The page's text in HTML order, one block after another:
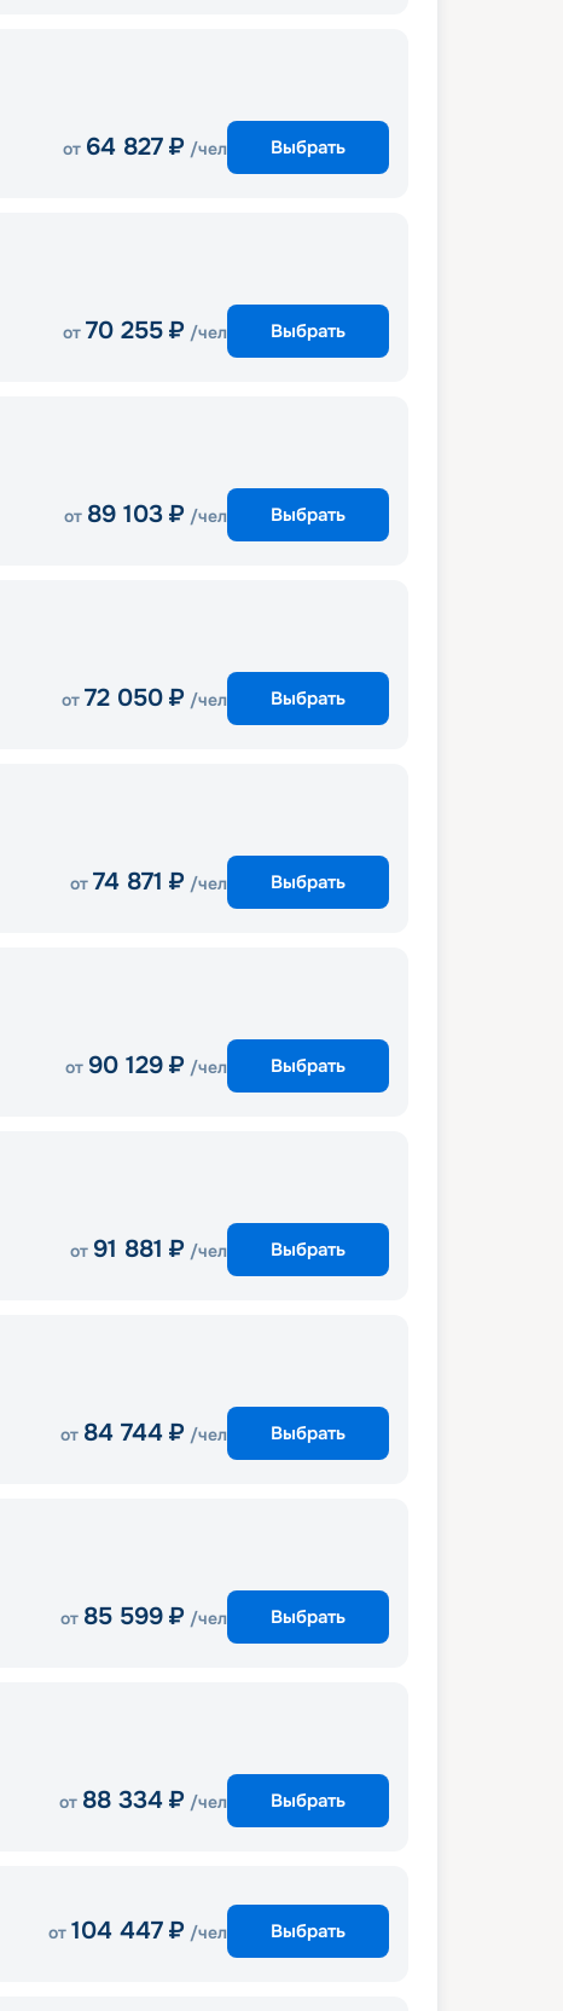
от 64 827 ₽ /чел Выбрать
от 70 255 ₽ /чел Выбрать
от 89 103 ₽ /чел Выбрать
от 72 050 ₽ /чел Выбрать
от 74 871 ₽ /чел Выбрать
от 90 129 ₽ /чел Выбрать
от 91 881 ₽ /чел Выбрать
от 84 744 ₽ /чел Выбрать
от 85 599 ₽ /чел Выбрать
от 88 334 ₽ /чел Выбрать
от 104 447 ₽ /чел Выбрать